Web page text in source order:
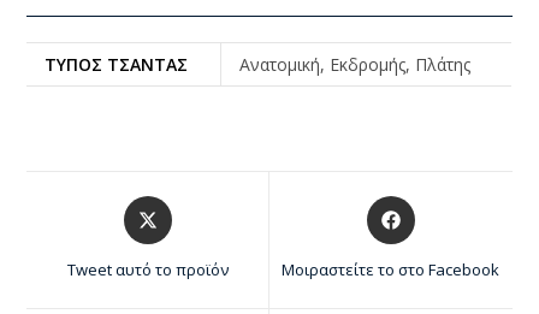
ΤΎΠΟΣ ΤΣΆΝΤΑΣ Ανατομική, Εκδρομής, Πλάτης
Tweet αυτό το προϊόν Μοιραστείτε το στο Facebook